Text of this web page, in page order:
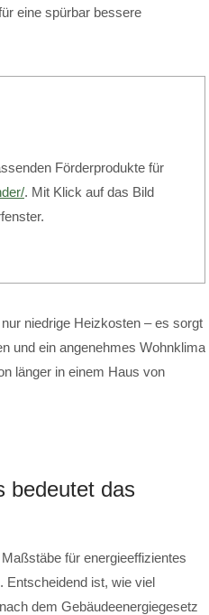
eine spürbar bessere
Förderprodukte für
. Mit Klick auf das Bild
niedrige Heizkosten – es sorgt
und ein angenehmes Wohnklima
länger in einem Haus von
bedeutet das
für energieeffizientes
Entscheidend ist, wie viel
dem Gebäudeenergiegesetz